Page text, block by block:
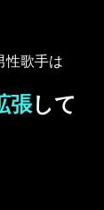
性歌手は
張して